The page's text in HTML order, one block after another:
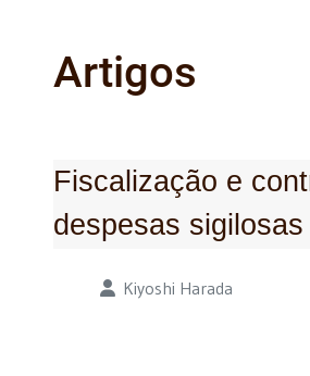
Artigos
Fiscalização e
despesas sigilosas
Detalhes Kiyoshi Harada